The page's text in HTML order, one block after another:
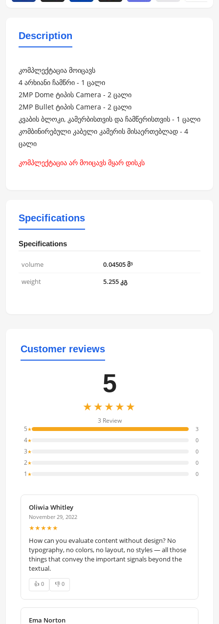
Description
კომპლექტაცია მოიცავს
4 არხიანი ჩამწრი - 1 ცალი
2MP Dome ტიპის Camera - 2 ცალი
2MP Bullet ტიპის Camera - 2 ცალი
კვაბის ბლოკი, კამერბისთვის და ჩამწერისთვის - 1 ცალი
კომბინირებული კაბელი კამერის მისაერთებლად - 4
ცალი
კომპლექტაცია არ მოიცავს მყარ დისკს
Specifications
Specifications
volume
0.04505 მ³
weight
5.255 კგ
Customer reviews
5
★★★★★
3 Review
5★ 3
4★ 0
3★ 0
2★ 0
1 ★ 0
Oliwia Whitley
November 29, 2022
★★★★★
How can you evaluate content without design? No
typography, no colors, no layout, no styles — all those
things that convey the important signals beyond the
textual.
👍 0 👎 0
Ema Norton